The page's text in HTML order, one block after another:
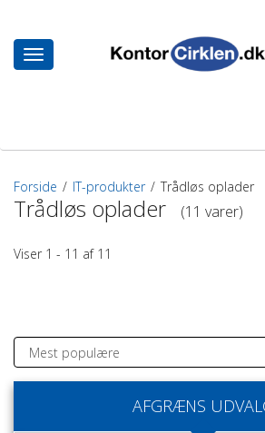
Toggle
navigation
Forside / IT-produkter / Trådløs oplader
Trådløs oplader (11 varer)
Viser 1 - 11 af 11
AFGRÆNS